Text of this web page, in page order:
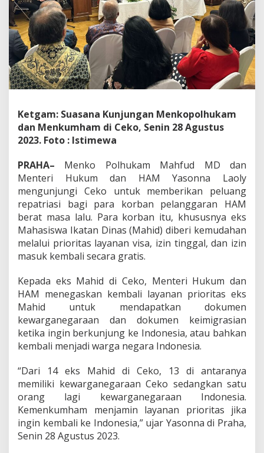
l
h
u
k
a
d
n
e
n
u
h
a
m
u
a
L
e
b
r
P
e
l
u
a
n
R
e
p
r
i
Ketgam: Suasana Kunjungan Menkopolhukam
dan Menkumham di Ceko, Senin 28 Agustus
2023. Foto : Istimewa
PRAHA– Menko Polhukam Mahfud MD dan
Menteri Hukum dan HAM Yasonna Laoly
mengunjungi Ceko untuk memberikan peluang
repatriasi bagi para korban pelanggaran HAM
berat masa lalu. Para korban itu, khususnya eks
Mahasiswa Ikatan Dinas (Mahid) diberi kemudahan
melalui prioritas layanan visa, izin tinggal, dan izin
masuk kembali secara gratis.
Kepada eks Mahid di Ceko, Menteri Hukum dan
HAM menegaskan kembali layanan prioritas eks
Mahid untuk mendapatkan dokumen
kewarganegaraan dan dokumen keimigrasian
ketika ingin berkunjung ke Indonesia, atau bahkan
kembali menjadi warga negara Indonesia.
“Dari 14 eks Mahid di Ceko, 13 di antaranya
memiliki kewarganegaraan Ceko sedangkan satu
orang lagi kewarganegaraan Indonesia.
Kemenkumham menjamin layanan prioritas jika
ingin kembali ke Indonesia,” ujar Yasonna di Praha,
Senin 28 Agustus 2023.